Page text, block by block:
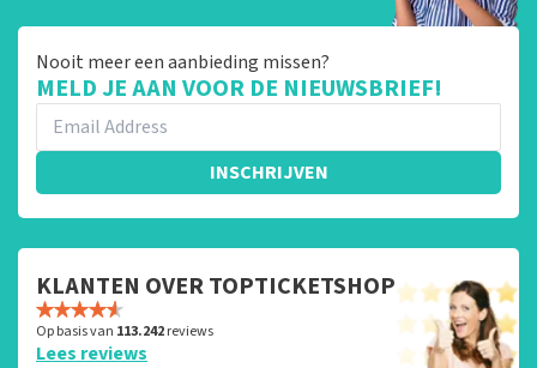
Nooit meer een aanbieding missen?
MELD JE AAN VOOR DE NIEUWSBRIEF!
INSCHRIJVEN
KLANTEN OVER TOPTICKETSHOP
Op basis van 113.242reviews
Lees reviews